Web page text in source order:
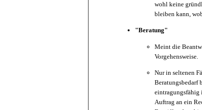
wohl keine
bleiben kann,
"Beratung"
Meint die
Vorgehensweise.
Nur in seltenen
Beratungsbedarf
eintragungsfähig
Auftrag an ein